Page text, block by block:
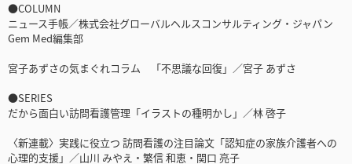
●COLUMN
ニュース手帳／株式会社グローバルヘルスコンサルティング・ジャパン
Gem Med編集部
宮子あずさの気まぐれコラム 「不思議な回復」／宮子 あずさ
●SERIES
だから面白い訪問看護管理「イラストの種明かし」／林 啓子
〈新連載〉実践に役立つ 訪問看護の注目論文「認知症の家族介護者への
心理的支援」／山川 みやえ・繁信 和恵・関口 亮子